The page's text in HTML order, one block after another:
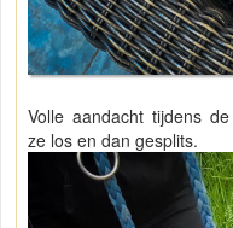
Volle aandacht tijdens
ze los en dan gesplits.